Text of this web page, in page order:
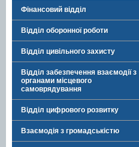
Фінансовий відділ
Відділ оборонної роботи
Відділ цивільного захисту
Відділ забезпечення взаємодії з
органами місцевого
самоврядування
Відділ цифрового розвитку
Взаємодія з громадськістю